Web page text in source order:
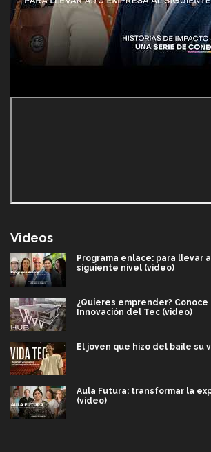
Videos
Programa enlace: para llevar
siguiente nivel (video)
¿Quieres emprender? Conoce
Innovación del Tec (video)
El joven que hizo del baile su
Aula Futura: transformar la
(video)